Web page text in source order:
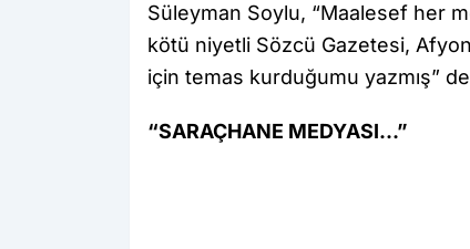
Süleyman Soylu, “Maalesef her
kötü niyetli Sözcü Gazetesi,
için temas kurduğumu yazmış”
“SARAÇHANE MEDYASI…”